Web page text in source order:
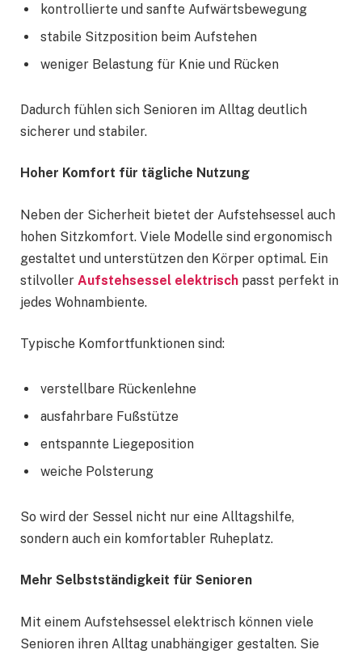
kontrollierte und sanfte Aufwärtsbewegung
stabile Sitzposition beim Aufstehen
weniger Belastung für Knie und Rücken
Dadurch fühlen sich Senioren im Alltag deutlich
sicherer und stabiler.
Hoher Komfort für tägliche Nutzung
Neben der Sicherheit bietet der Aufstehsessel auch
hohen Sitzkomfort. Viele Modelle sind ergonomisch
gestaltet und unterstützen den Körper optimal. Ein
stilvoller Aufstehsessel elektrisch passt perfekt in
jedes Wohnambiente.
Typische Komfortfunktionen sind:
verstellbare Rückenlehne
ausfahrbare Fußstütze
entspannte Liegeposition
weiche Polsterung
So wird der Sessel nicht nur eine Alltagshilfe,
sondern auch ein komfortabler Ruheplatz.
Mehr Selbstständigkeit für Senioren
Mit einem Aufstehsessel elektrisch können viele
Senioren ihren Alltag unabhängiger gestalten. Sie